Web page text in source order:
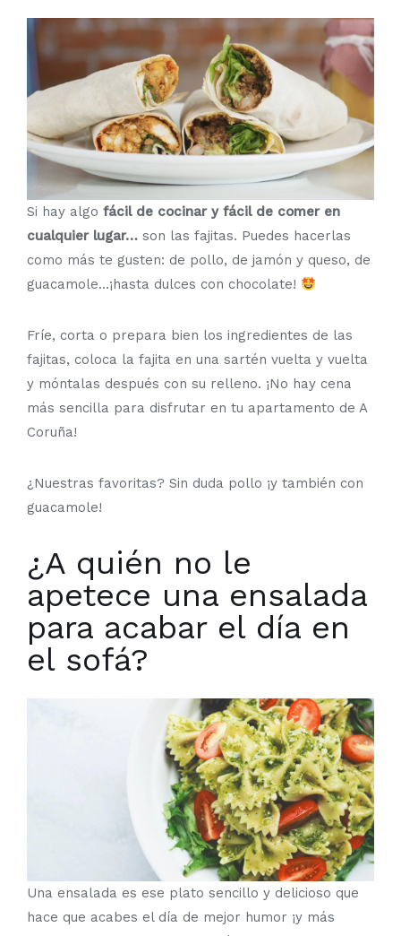
Si hay algo fácil de cocinar y fácil de comer en
cualquier lugar… son las fajitas. Puedes hacerlas
como más te gusten: de pollo, de jamón y queso, de
guacamole…¡hasta dulces con chocolate!
Fríe, corta o prepara bien los ingredientes de las
fajitas, coloca la fajita en una sartén vuelta y vuelta
y móntalas después con su relleno. ¡No hay cena
más sencilla para disfrutar en tu apartamento de A
Coruña!
¿Nuestras favoritas? Sin duda pollo ¡y también con
guacamole!
¿A quién no le
apetece una ensalada
para acabar el día en
el sofá?
Una ensalada es ese plato sencillo y delicioso que
hace que acabes el día de mejor humor ¡y más